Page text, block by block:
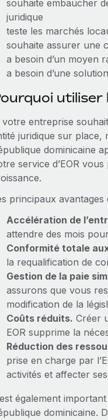
souhaite embaucher
juridique
teste les marchés
souhaite assurer une
a besoin d’un moyen
a besoin d’une
utiliser
votre entreprise
juridique sur place,
dominicaine
service d’EOR
principaux
Accélération de
attendre des mois
Conformité totale
la requalification de
Gestion de la paie
assurons que vous
modification de la
Coûts réduits. Créer
EOR supprime la
Réduction des
prise en charge par
activités et affecter
également
dominicaine.